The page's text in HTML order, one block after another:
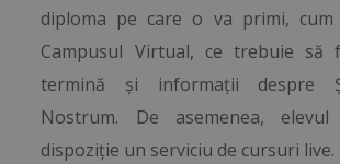
diploma pe care o va primi, cum
Campusul Virtual, ce trebuie să
termină și informații despre
Nostrum. De asemenea,
dispoziție un serviciu de cursuri live.